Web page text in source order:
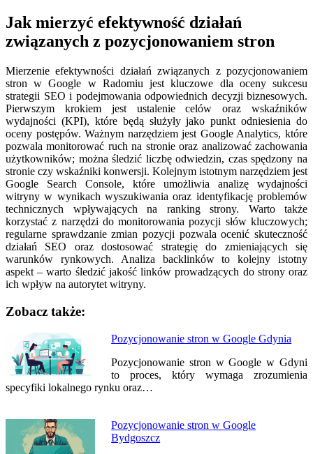
Jak mierzyć efektywność działań
związanych z pozycjonowaniem stron
Mierzenie efektywności działań związanych z pozycjonowaniem
stron w Google w Radomiu jest kluczowe dla oceny sukcesu
strategii SEO i podejmowania odpowiednich decyzji biznesowych.
Pierwszym krokiem jest ustalenie celów oraz wskaźników
wydajności (KPI), które będą służyły jako punkt odniesienia do
oceny postępów. Ważnym narzędziem jest Google Analytics, które
pozwala monitorować ruch na stronie oraz analizować zachowania
użytkowników; można śledzić liczbę odwiedzin, czas spędzony na
stronie czy wskaźniki konwersji. Kolejnym istotnym narzędziem jest
Google Search Console, które umożliwia analizę wydajności
witryny w wynikach wyszukiwania oraz identyfikację problemów
technicznych wpływających na ranking strony. Warto także
korzystać z narzędzi do monitorowania pozycji słów kluczowych;
regularne sprawdzanie zmian pozycji pozwala ocenić skuteczność
działań SEO oraz dostosować strategię do zmieniających się
warunków rynkowych. Analiza backlinków to kolejny istotny
aspekt – warto śledzić jakość linków prowadzących do strony oraz
ich wpływ na autorytet witryny.
Zobacz także:
Pozycjonowanie stron w Google Gdynia
Pozycjonowanie stron w Google w Gdyni
to proces, który wymaga zrozumienia
specyfiki lokalnego rynku oraz…
Pozycjonowanie stron w Google
Bydgoszcz
Nawigacja
wpisu